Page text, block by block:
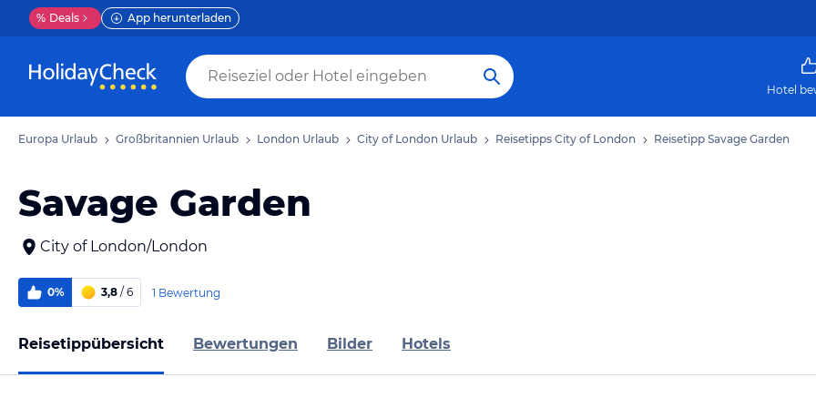
% Deals App herunterladen
Hotel
Europa Urlaub Großbritannien Urlaub London Urlaub City of London Urlaub Reisetipps City of London Reisetipp Savage Garden
Savage Garden
City of London/London
0% 3,8 / 6 1 Bewertung
Reisetippübersicht Bewertungen Bilder Hotels